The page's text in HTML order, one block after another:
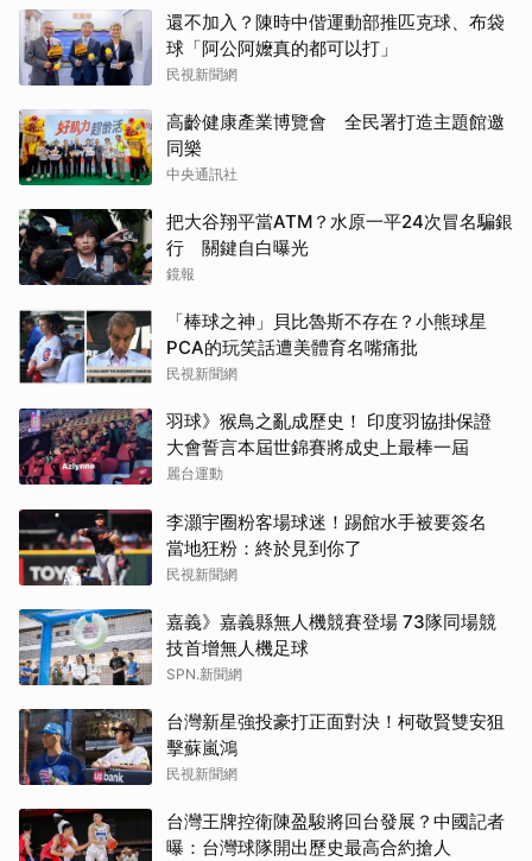
還不加入？陳時中偕運動部推匹克球、布袋
球「阿公阿嬤真的都可以打」
民視新聞網
高齡健康產業博覽會 全民署打造主題館邀
同樂
中央通訊社
把大谷翔平當ATM？水原一平24次冒名騙銀
行 關鍵自白曝光
鏡報
「棒球之神」貝比魯斯不存在？小熊球星
PCA的玩笑話遭美體育名嘴痛批
民視新聞網
羽球》猴鳥之亂成歷史！ 印度羽協掛保證
大會誓言本屆世錦賽將成史上最棒一屆
麗台運動
李灝宇圈粉客場球迷！踢館水手被要簽名
當地狂粉：終於見到你了
民視新聞網
嘉義》嘉義縣無人機競賽登場 73隊同場競
技首增無人機足球
SPN.新聞網
台灣新星強投豪打正面對決！柯敬賢雙安狙
擊蘇嵐鴻
民視新聞網
台灣王牌控衛陳盈駿將回台發展？中國記者
曝：台灣球隊開出歷史最高合約搶人